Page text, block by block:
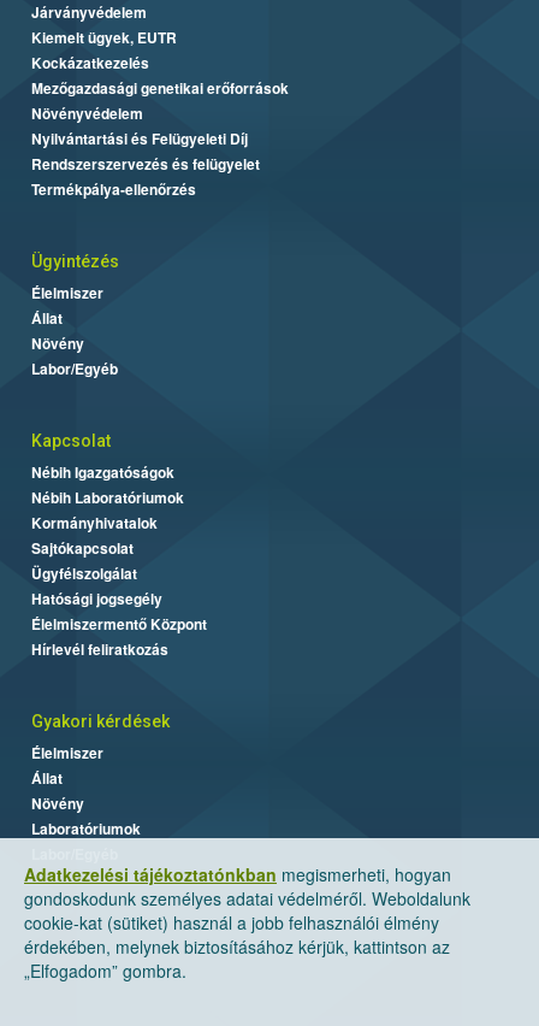
Adatkezelési tájékoztatónkban megismerheti, hogyan
gondoskodunk személyes adatai védelméről. Weboldalunk
cookie-kat (sütiket) használ a jobb felhasználói élmény
érdekében, melynek biztosításához kérjük, kattintson az
„Elfogadom” gombra.
Járványvédelem
Kiemelt ügyek, EUTR
Kockázatkezelés
Mezőgazdasági genetikai erőforrások
Növényvédelem
Nyilvántartási és Felügyeleti Díj
Rendszerszervezés és felügyelet
Termékpálya-ellenőrzés
Ügyintézés
Élelmiszer
Állat
Növény
Labor/Egyéb
Kapcsolat
Nébih Igazgatóságok
Nébih Laboratóriumok
Kormányhivatalok
Sajtókapcsolat
Ügyfélszolgálat
Hatósági jogsegély
Élelmiszermentő Központ
Hírlevél feliratkozás
Gyakori kérdések
Élelmiszer
Állat
Növény
Laboratóriumok